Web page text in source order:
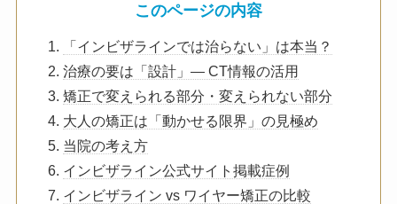
このページの内容
「インビザラインでは治らない」は本当？
治療の要は「設計」— CT情報の活用
矯正で変えられる部分・変えられない部分
大人の矯正は「動かせる限界」の見極め
当院の考え方
インビザライン公式サイト掲載症例
インビザライン vs ワイヤー矯正の比較